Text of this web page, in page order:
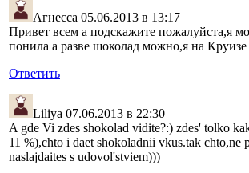
Агнесса 05.06.2013 в 13:17
Привет всем а подскажите пожалуйста,я
понила а разве шоколад можно,я на Круизе
Ответить
Liliya 07.06.2013 в 22:30
A gde Vi zdes shokolad vidite?:) zdes' tolko
11 %),chto i daet shokoladnii vkus.tak chto,ne
naslajdaites s udovol'stviem)))